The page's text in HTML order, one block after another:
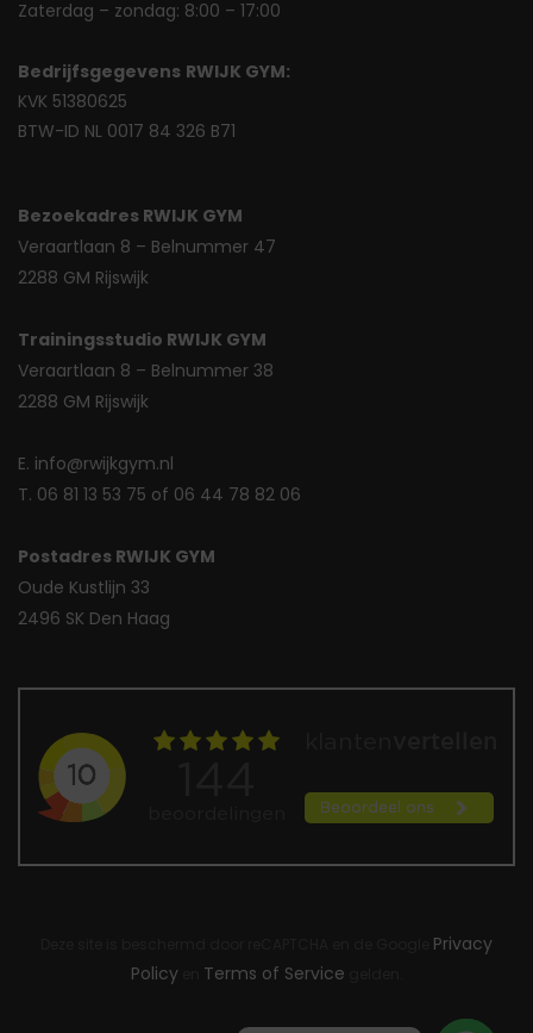
Zaterdag – zondag: 8:00 – 17:00
Bedrijfsgegevens RWIJK GYM:
KVK 51380625
BTW-ID NL 0017 84 326 B71
Bezoekadres RWIJK GYM
Veraartlaan 8 – Belnummer 47
2288 GM Rijswijk
Trainingsstudio RWIJK GYM
Veraartlaan 8 – Belnummer 38
2288 GM Rijswijk
E. info@rwijkgym.nl
T. 06 81 13 53 75 of 06 44 78 82 06
Postadres RWIJK GYM
Oude Kustlijn 33
2496 SK Den Haag
Privacy
Policyen Terms of Service